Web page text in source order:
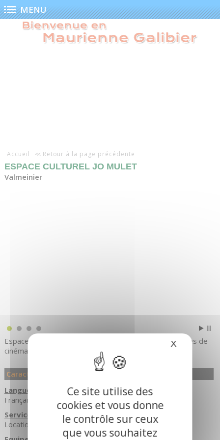
Panneau de gestion des cookies
Ce site utilise des
cookies et vous donne
le contrôle sur ceux
que vous souhaitez
XMasquer
MENU
Accueil Retour à la page précédente
ESPACE CULTUREL JO MULET
Valmeinier
Espace culturel comprenant plusieurs salles dont 2 salles de
cinéma.
Caractéristiques
Langues Parlées
Français
Services
Location de salles